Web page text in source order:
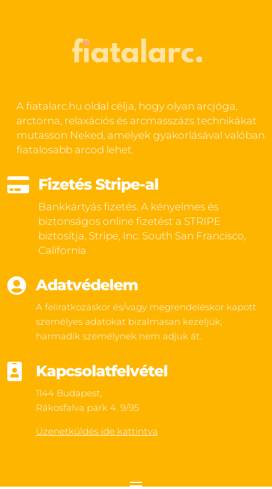
A fiatalarc.hu oldal célja, hogy olyan arcjóga,
arctorna, relaxációs és arcmasszázs technikákat
mutasson Neked, amelyek gyakorlásával valóban
fiatalosabb arcod lehet.
 Fizetés Stripe-al
Bankkártyás fizetés. A kényelmes és
biztonságos online fizetést a STRIPE
biztosítja, Stripe, Inc. South San Francisco,
California
 Adatvédelem
A feliratkozáskor és/vagy megrendeléskor kapott
személyes adatokat bizalmasan kezeljük,
harmadik személynek nem adjuk át.
 Kapcsolatfelvétel
1144 Budapest,
Rákosfalva park 4. 9/95
Üzenetküldés ide kattintva